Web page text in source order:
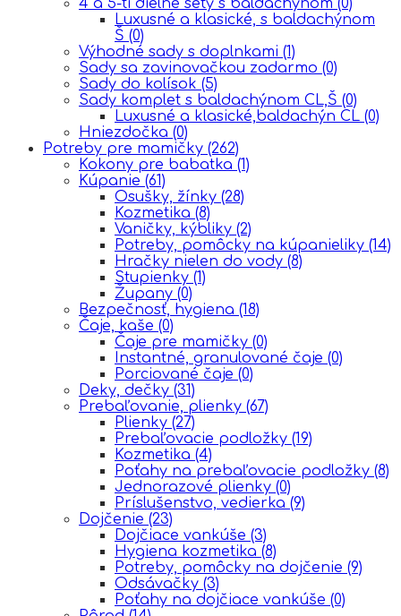
4 a 5-ti dielne sety s baldachýnom (0)
Luxusné a klasické, s baldachýnom
Š (0)
Výhodné sady s doplnkami (1)
Sady sa zavinovačkou zadarmo (0)
Sady do kolísok (5)
Sady komplet s baldachýnom CL,Š (0)
Luxusné a klasické,baldachýn CL (0)
Hniezdočka (0)
Potreby pre mamičky (262)
Kokony pre babatka (1)
Kúpanie (61)
Osušky, žínky (28)
Kozmetika (8)
Vaničky, kýbliky (2)
Potreby, pomôcky na kúpanieliky (14)
Hračky nielen do vody (8)
Stupienky (1)
Župany (0)
Bezpečnosť, hygiena (18)
Čaje, kaše (0)
Čaje pre mamičky (0)
Instantné, granulované čaje (0)
Porciované čaje (0)
Deky, dečky (31)
Prebaľovanie, plienky (67)
Plienky (27)
Prebaľovacie podložky (19)
Kozmetika (4)
Poťahy na prebaľovacie podložky (8)
Jednorazové plienky (0)
Príslušenstvo, vedierka (9)
Dojčenie (23)
Dojčiace vankúše (3)
Hygiena kozmetika (8)
Potreby, pomôcky na dojčenie (9)
Odsávačky (3)
Poťahy na dojčiace vankúše (0)